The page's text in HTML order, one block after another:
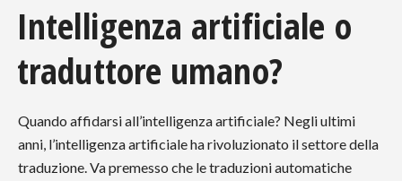
Intelligenza artificiale o
traduttore umano?
Quando affidarsi all’intelligenza artificiale? Negli ultimi
anni, l’intelligenza artificiale ha rivoluzionato il settore della
traduzione. Va premesso che le traduzioni automatiche